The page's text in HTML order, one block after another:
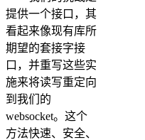
提供一个接口，其
看起来像现有库所
期望的套接字接
口，并重写这些实
施来将读写重定向
到我们的
websocket。这个
方法快速、安全、